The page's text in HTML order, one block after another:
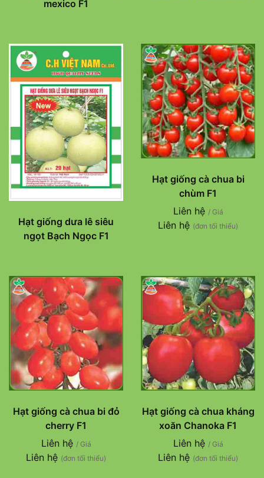
mexico F1
Hạt giống dưa lê siêu
ngọt Bạch Ngọc F1
Hạt giống cà chua bi
chùm F1
Liên hệ / Giá
Liên hệ (đơn tối thiểu)
Hạt giống cà chua bi đỏ
cherry F1
Liên hệ / Giá
Liên hệ (đơn tối thiểu)
Hạt giống cà chua kháng
xoăn Chanoka F1
Liên hệ / Giá
Liên hệ (đơn tối thiểu)